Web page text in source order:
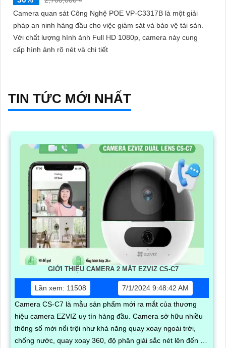
Camera quan sát Công Nghệ POE VP-C3317B là một giải
pháp an ninh hàng đầu cho việc giám sát và bảo vệ tài sản.
Với chất lượng hình ảnh Full HD 1080p, camera này cung
cấp hình ảnh rõ nét và chi tiết
TIN TỨC MỚI NHẤT
GIỚI THIỆU CAMERA 2 MẮT EZVIZ CS-C7
Lần xem: 11508
7/1/2024 9:48:42 AM
Camera CS-C7 là mẫu sản phẩm mới ra mắt của thương
hiệu camera EZVIZ uy tín hàng đầu. Camera sở hữu nhiều
thông số mới nổi trội như khả năng quay xoay ngoài trời,
chống nước, quay xoay 360, độ phân giải sắc nét lên đến 2k